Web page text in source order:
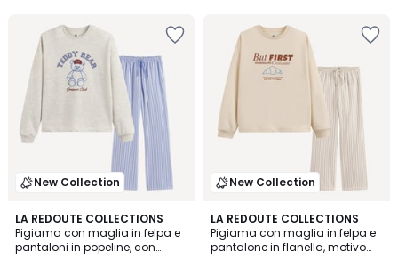
New Collection
LA REDOUTE COLLECTIONS
Pigiama con maglia in felpa e
pantaloni in popeline, con
New Collection
LA REDOUTE COLLECTIONS
Pigiama con maglia in felpa e
pantalone in flanella, motivo